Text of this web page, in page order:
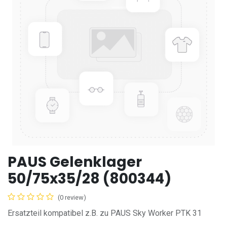
PAUS Gelenklager
50/75x35/28 (800344)
(0 review)
Ersatzteil kompatibel z.B. zu PAUS Sky Worker PTK 31